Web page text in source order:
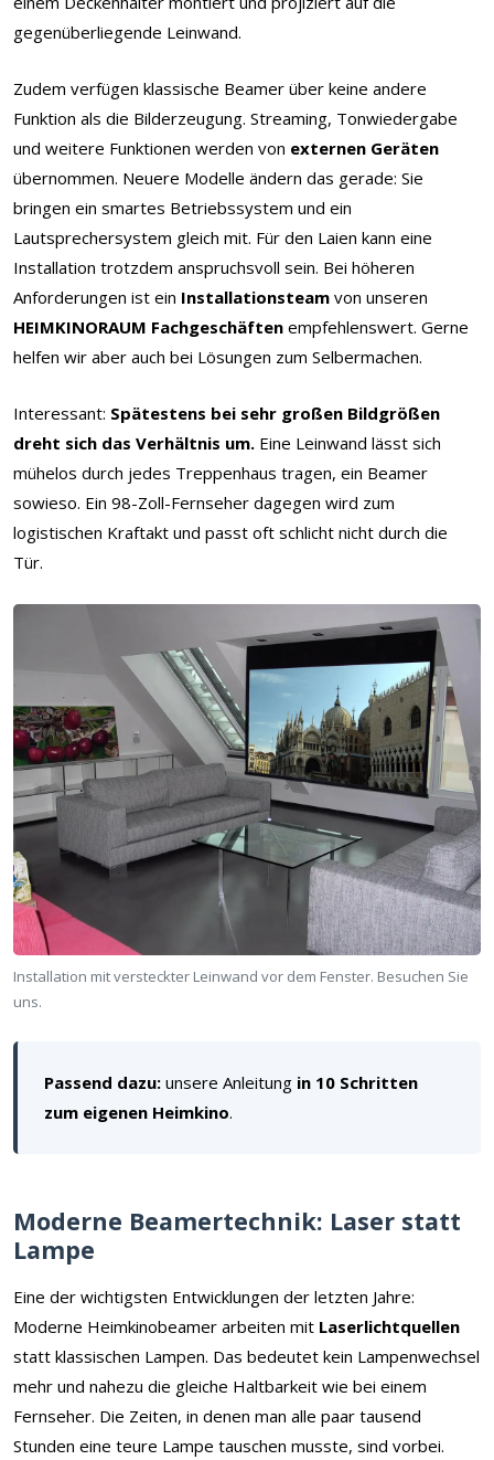
gegenüberliegende Leinwand.
Zudem verfügen klassische Beamer über keine andere
Funktion als die Bilderzeugung. Streaming, Tonwiedergabe
und weitere Funktionen werden von externen Geräten
übernommen. Neuere Modelle ändern das gerade: Sie
bringen ein smartes Betriebssystem und ein
Lautsprechersystem gleich mit. Für den Laien kann eine
Installation trotzdem anspruchsvoll sein. Bei höheren
Anforderungen ist ein Installationsteam von unseren
HEIMKINORAUM Fachgeschäften empfehlenswert. Gerne
helfen wir aber auch bei Lösungen zum Selbermachen.
Interessant: Spätestens bei sehr großen Bildgrößen
dreht sich das Verhältnis um. Eine Leinwand lässt sich
mühelos durch jedes Treppenhaus tragen, ein Beamer
sowieso. Ein 98-Zoll-Fernseher dagegen wird zum
logistischen Kraftakt und passt oft schlicht nicht durch die
Tür.
Installation mit versteckter Leinwand vor dem Fenster. Besuchen Sie
uns.
Passend dazu: unsere Anleitung in 10 Schritten
zum eigenen Heimkino.
Moderne Beamertechnik: Laser statt
Lampe
Eine der wichtigsten Entwicklungen der letzten Jahre:
Moderne Heimkinobeamer arbeiten mit Laserlichtquellen
statt klassischen Lampen. Das bedeutet kein Lampenwechsel
mehr und nahezu die gleiche Haltbarkeit wie bei einem
Fernseher. Die Zeiten, in denen man alle paar tausend
Stunden eine teure Lampe tauschen musste, sind vorbei.